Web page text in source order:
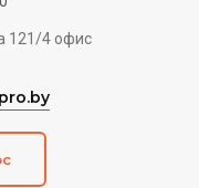
121/4 офис